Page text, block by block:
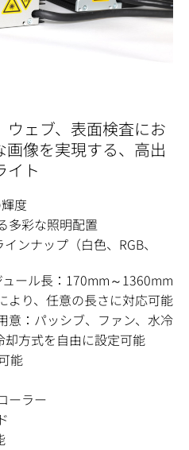
ウェブ、表面検査にお
像を実現する、高出
イト
度
多彩な照明配置
ンナップ（白色、RGB、
ール長：170mm～1360mm
より、任意の長さに対応可能
意：パッシブ、ファン、水冷
却方式を自由に設定可能
能
ーラー